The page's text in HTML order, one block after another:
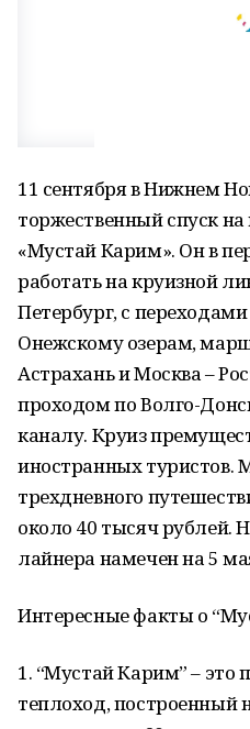
11 сентября в Нижнем
торжественный спуск
«Мустай Карим». Он в
работать на круизной
Петербург, с
Онежскому озерам,
Астрахань и Москва –
проходом по Волго-
каналу. Круиз
иностранных туристов.
трехдневного
около 40 тысяч рублей.
лайнера намечен на 5
Интересные факты о
1. “Мустай Карим” – это
теплоход, построенный